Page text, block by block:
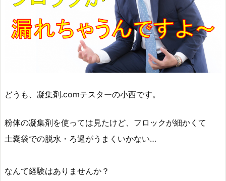
どうも、凝集剤.comテスターの小西です。
粉体の凝集剤を使っては見たけど、フロックが細かくて
土嚢袋での脱水・ろ過がうまくいかない…
なんて経験はありませんか？